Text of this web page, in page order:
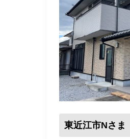
東近江市Nさま